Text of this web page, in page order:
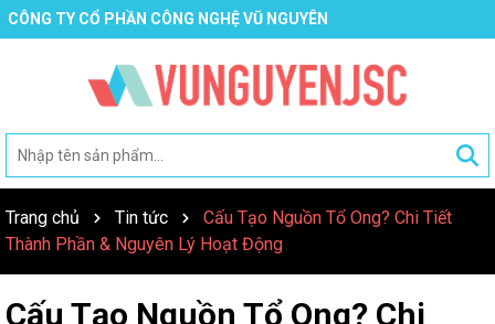
CÔNG TY CỔ PHẦN CÔNG NGHỆ VŨ NGUYÊN
Trang chủ Tin tức
Cấu Tạo Nguồn Tổ Ong? Chi Tiết
Thành Phần & Nguyên Lý Hoạt Động
Cấu Tạo Nguồn Tổ Ong? Chi